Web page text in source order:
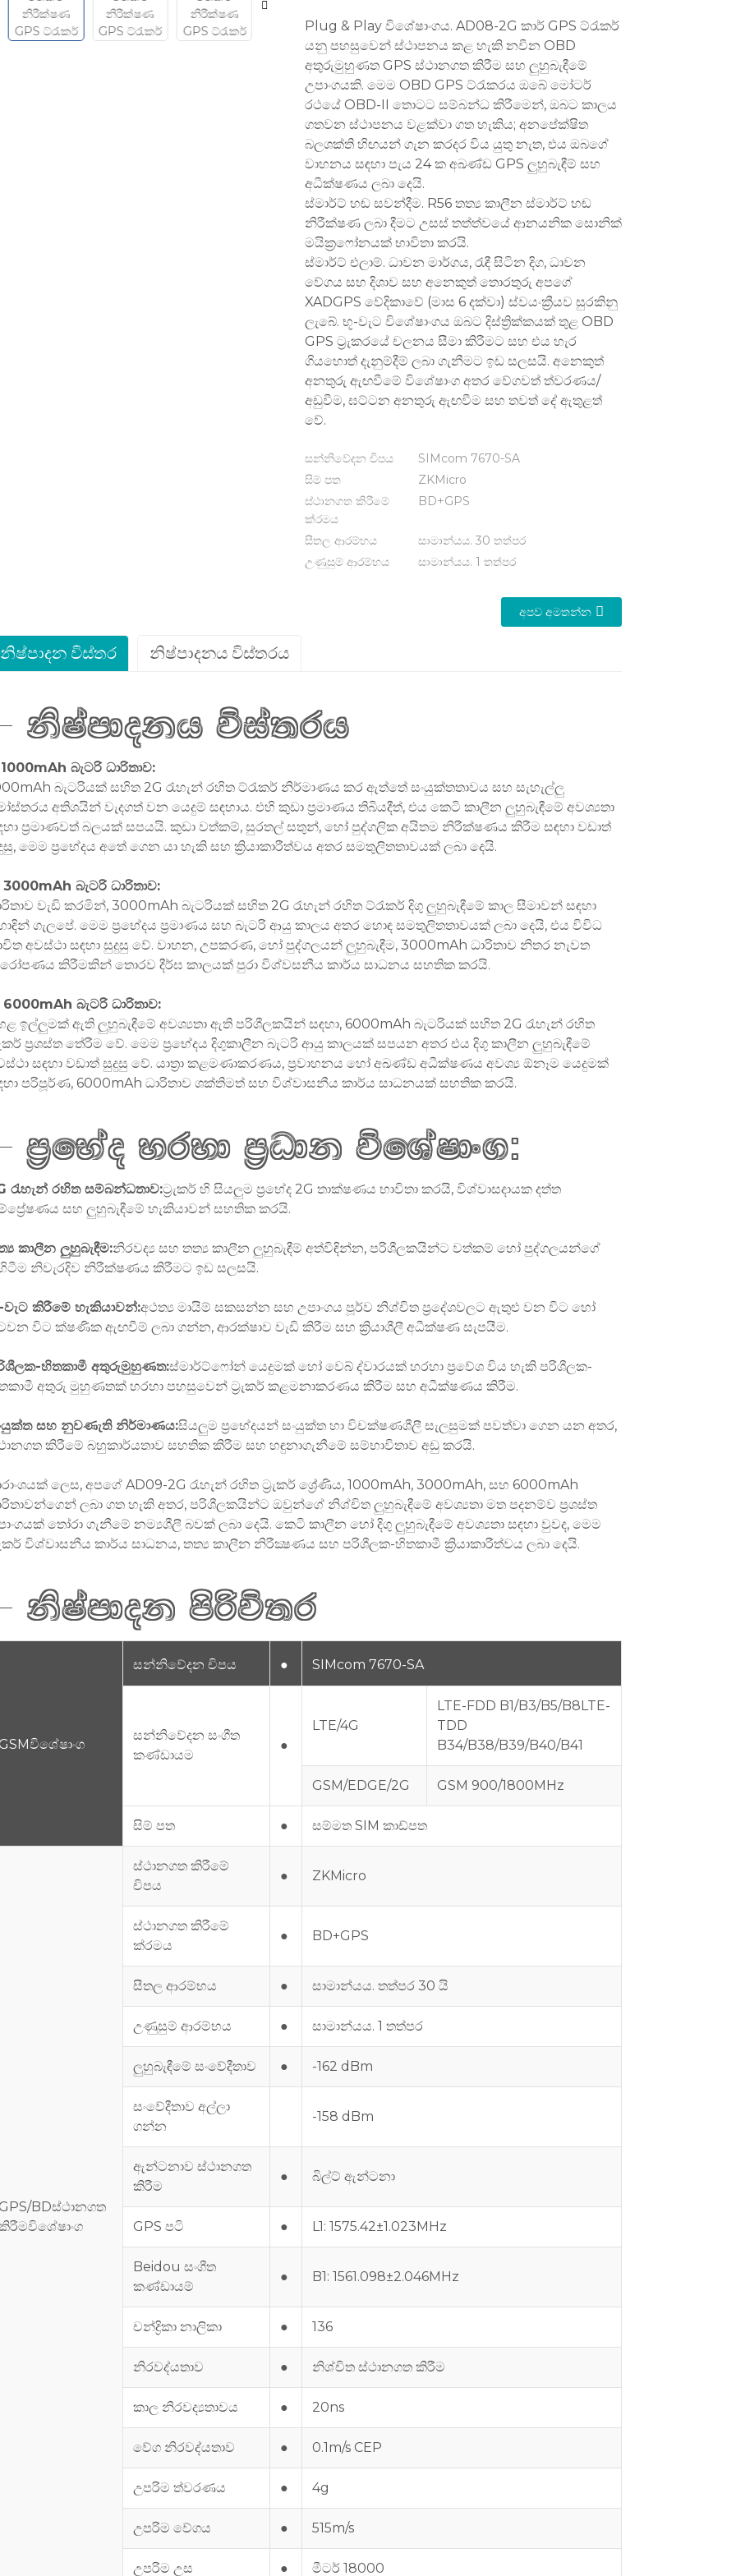
Plug & Play විශේෂාංගය. AD08-2G කාර් GPS ට්රැකර්
යනු පහසුවෙන් ස්ථාපනය කළ හැකි නවීන OBD
අතුරුමුහුණත GPS ස්ථානගත කිරීම සහ ලුහුබැඳීමේ
උපාංගයකි. මෙම OBD GPS ට්රැකරය ඔබේ මෝටර්
රථයේ OBD-II තොටට සම්බන්ධ කිරීමෙන්, ඔබට කාලය
ගතවන ස්ථාපනය වළක්වා ගත හැකිය; අනපේක්ෂිත
බලශක්ති හිඟයන් ගැන කරදර විය යුතු නැත, එය ඔබගේ
වාහනය සඳහා පැය 24 ක අඛණ්ඩ GPS ලුහුබැඳීම් සහ
අධීක්ෂණය ලබා දෙයි.
ස්මාර්ට් හඬ සවන්දීම. R56 තත්‍ය කාලීන ස්මාර්ට් හඬ
නිරීක්ෂණ ලබා දීමට උසස් තත්ත්වයේ ආනයනික සොනික්
මයික්‍රෆෝනයක් භාවිතා කරයි.
ස්මාර්ට් එලාම්. ධාවන මාර්ගය, රැඳී සිටින දිග, ධාවන
වේගය සහ දිශාව සහ අනෙකුත් තොරතුරු අපගේ
XADGPS වේදිකාවේ (මාස 6 දක්වා) ස්වයංක්‍රීයව සුරකිනු
ලැබේ. භූ-වැට විශේෂාංගය ඔබට දිස්ත්‍රික්කයක් තුළ OBD
GPS ට්‍රැකරයේ චලනය සීමා කිරීමට සහ එය හැර
ගියහොත් දැනුම්දීම් ලබා ගැනීමට ඉඩ සලසයි. අනෙකුත්
අනතුරු ඇඟවීමේ විශේෂාංග අතර වේගවත් ත්වරණය/
අඩුවීම, ඝට්ටන අනතුරු ඇඟවීම සහ තවත් දේ ඇතුළත්
වේ.
සන්නිවේදන චිපය
SIMcom 7670-SA
සිම් පත
ZKMicro
ස්ථානගත කිරීමේ
ක්රමය
BD+GPS
සීතල ආරම්භය
සාමාන්යය. 30 තත්පර
උණුසුම් ආරම්භය
සාමාන්යය. 1 තත්පර
අපව අමතන්න
නිෂ්පාදන විස්තර නිෂ්පාදනය විස්තරය
නිෂ්පාදනය විස්තරය
1000mAh බැටරි ධාරිතාව:
බැටරියක් සහිත 2G රැහැන් රහිත ට්රැකර් නිර්මාණය කර ඇත්තේ සංයුක්තතාවය සහ සැහැල්ලු
අතිශයින් වැදගත් වන යෙදුම් සඳහාය. එහි කුඩා ප්‍රමාණය තිබියදීත්, එය කෙටි කාලීන ලුහුබැඳීමේ අවශ්‍යතා
ප්‍රමාණවත් බලයක් සපයයි. කුඩා වත්කම්, සුරතල් සතුන්, හෝ පුද්ගලික අයිතම නිරීක්ෂණය කිරීම සඳහා වඩාත්
මෙම ප්‍රභේදය අතේ ගෙන යා හැකි සහ ක්‍රියාකාරීත්වය අතර සමතුලිතතාවයක් ලබා දෙයි.
3000mAh බැටරි ධාරිතාව:
වැඩි කරමින්, 3000mAh බැටරියක් සහිත 2G රැහැන් රහිත ට්රැකර් දිගු ලුහුබැඳීමේ කාල සීමාවන් සඳහා
ගැලපේ. මෙම ප්‍රභේදය ප්‍රමාණය සහ බැටරි ආයු කාලය අතර හොඳ සමතුලිතතාවයක් ලබා දෙයි, එය විවිධ
අවස්ථා සඳහා සුදුසු වේ. වාහන, උපකරණ, හෝ පුද්ගලයන් ලුහුබැඳීම, 3000mAh ධාරිතාව නිතර නැවත
කිරීමකින් තොරව දීර්ඝ කාලයක් පුරා විශ්වසනීය කාර්ය සාධනය සහතික කරයි.
6000mAh බැටරි ධාරිතාව:
ඉල්ලුමක් ඇති ලුහුබැඳීමේ අවශ්‍යතා ඇති පරිශීලකයින් සඳහා, 6000mAh බැටරියක් සහිත 2G රැහැන් රහිත
ප්‍රශස්ත තේරීම වේ. මෙම ප්‍රභේදය දිගුකාලීන බැටරි ආයු කාලයක් සපයන අතර එය දිගු කාලීන ලුහුබැඳීමේ
සඳහා වඩාත් සුදුසු වේ. යාත්‍රා කළමණාකරණය, ප්‍රවාහනය හෝ අඛණ්ඩ අධීක්ෂණය අවශ්‍ය ඕනෑම යෙදුමක්
පරිපූර්ණ, 6000mAh ධාරිතාව ශක්තිමත් සහ විශ්වාසනීය කාර්ය සාධනයක් සහතික කරයි.
ප්‍රභේද හරහා ප්‍රධාන විශේෂාංග:
රැහැන් රහිත සම්බන්ධතාව:ට්‍රැකර් හි සියලුම ප්‍රභේද 2G තාක්ෂණය භාවිතා කරයි, විශ්වාසදායක දත්ත
සහ ලුහුබැඳීමේ හැකියාවන් සහතික කරයි.
කාලීන ලුහුබැඳීම:නිරවද්‍ය සහ තත්‍ය කාලීන ලුහුබැඳීම් අත්විඳින්න, පරිශීලකයින්ට වත්කම් හෝ පුද්ගලයන්ගේ
නිවැරදිව නිරීක්ෂණය කිරීමට ඉඩ සලසයි.
කිරීමේ හැකියාවන්:අථත්‍ය මායිම් සකසන්න සහ උපාංගය පූර්ව නිශ්චිත ප්‍රදේශවලට ඇතුළු වන විට හෝ
විට ක්ෂණික ඇඟවීම් ලබා ගන්න, ආරක්ෂාව වැඩි කිරීම සහ ක්‍රියාශීලී අධීක්ෂණ සැපයීම.
හිතකාමී අතුරුමුහුණත:ස්මාර්ට්ෆෝන් යෙදුමක් හෝ වෙබ් ද්වාරයක් හරහා ප්‍රවේශ විය හැකි පරිශීලක-
අතුරු මුහුණතක් හරහා පහසුවෙන් ට්‍රැකර් කළමනාකරණය කිරීම සහ අධීක්ෂණය කිරීම.
සහ නුවණැති නිර්මාණය:සියලුම ප්‍රභේදයන් සංයුක්ත හා විචක්ෂණශීලී සැලසුමක් පවත්වා ගෙන යන අතර,
කිරීමේ බහුකාර්යතාව සහතික කිරීම සහ හඳුනාගැනීමේ සම්භාවිතාව අඩු කරයි.
ලෙස, අපගේ AD09-2G රැහැන් රහිත ට්‍රැකර් ශ්‍රේණිය, 1000mAh, 3000mAh, සහ 6000mAh
ලබා ගත හැකි අතර, පරිශීලකයින්ට ඔවුන්ගේ නිශ්චිත ලුහුබැඳීමේ අවශ්‍යතා මත පදනම්ව ප්‍රශස්ත
තෝරා ගැනීමේ නම්‍යශීලී බවක් ලබා දෙයි. කෙටි කාලීන හෝ දිගු ලුහුබැඳීමේ අවශ්‍යතා සඳහා වුවද, මෙම
විශ්වාසනීය කාර්ය සාධනය, තත්‍ය කාලීන නිරීක්‍ෂණය සහ පරිශීලක-හිතකාමී ක්‍රියාකාරීත්වය ලබා දෙයි.
නිෂ්පාදන පිරිවිතර
GSMවිශේෂාංග
සන්නිවේදන චිපය ● SIMcom 7670-SA
සන්නිවේදන සංගීත
කණ්ඩායම
●
LTE/4G
LTE-FDD B1/B3/B5/B8LTE-
TDD
B34/B38/B39/B40/B41
GSM/EDGE/2G GSM 900/1800MHz
සිම් පත ● සම්මත SIM කාඩ්පත
GPS/BDස්ථානගත
විශේෂාංග
ස්ථානගත කිරීමේ
චිපය
● ZKMicro
ස්ථානගත කිරීමේ
ක්රමය
● BD+GPS
සීතල ආරම්භය ● සාමාන්යය. තත්පර 30 යි
උණුසුම් ආරම්භය ● සාමාන්යය. 1 තත්පර
ලුහුබැඳීමේ සංවේදීතාව ● -162 dBm
සංවේදීතාව අල්ලා
ගන්න
-158 dBm
ඇන්ටනාව ස්ථානගත
කිරීම
● බිල්ට් ඇන්ටනා
GPS පටි ● L1: 1575.42±1.023MHz
Beidou සංගීත
කණ්ඩායම්
● B1: 1561.098±2.046MHz
චන්ද්‍රිකා නාලිකා ● 136
නිරවද්යතාව ● නිශ්චිත ස්ථානගත කිරීම
කාල නිරවද්‍යතාවය ● 20ns
වේග නිරවද්යතාව ● 0.1m/s CEP
උපරිම ත්වරණය ● 4g
උපරිම වේගය ● 515m/s
උපරිම උස ● මීටර් 18000